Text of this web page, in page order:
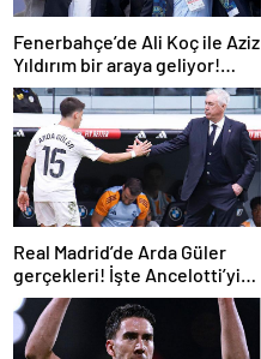
Fenerbahçe’de Ali Koç ile Aziz
Yıldırım bir araya geliyor!
Toplanan imza sayısı ortaya
çıktı
Real Madrid’de Arda Güler
gerçekleri! İşte Ancelotti’yi
yol ayrımına götüren
sebepler